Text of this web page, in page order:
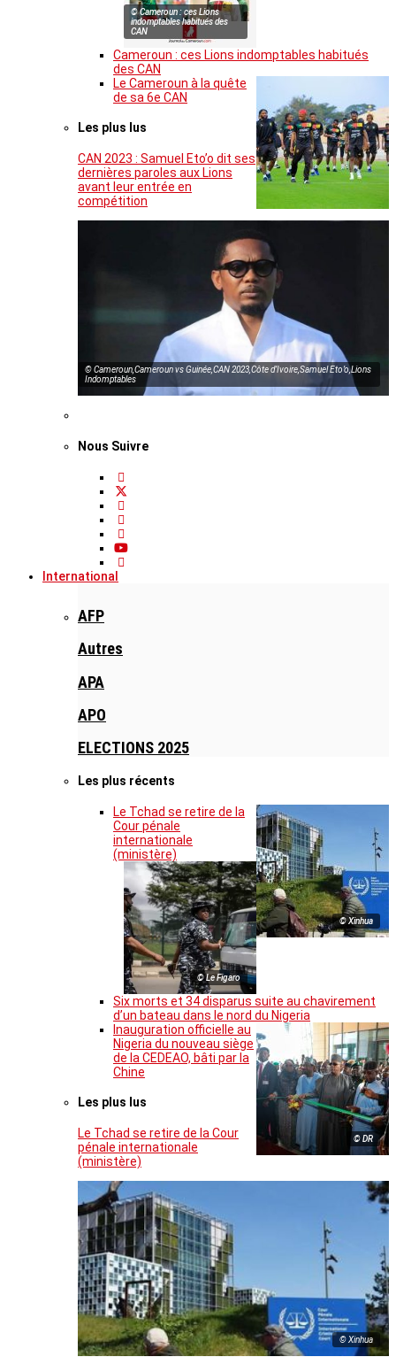
© Cameroun : ces Lions
indomptables habitués des
CAN
Cameroun : ces Lions indomptables habitués
des CAN
Le Cameroun à la quête
de sa 6e CAN
Les plus lus
CAN 2023 : Samuel Eto’o dit ses
dernières paroles aux Lions
avant leur entrée en
compétition
© Cameroun,Cameroun vs Guinée,CAN 2023,Côte d’Ivoire,Samuel Eto’o,Lions
Indomptables
Nous Suivre
International
AFP
Autres
APA
APO
ELECTIONS 2025
Les plus récents
© Xinhua
Le Tchad se retire de la
Cour pénale
internationale
(ministère)
© Le Figaro
Six morts et 34 disparus suite au chavirement
d’un bateau dans le nord du Nigeria
© DR
Inauguration officielle au
Nigeria du nouveau siège
de la CEDEAO, bâti par la
Chine
Les plus lus
Le Tchad se retire de la Cour
pénale internationale
(ministère)
© Xinhua